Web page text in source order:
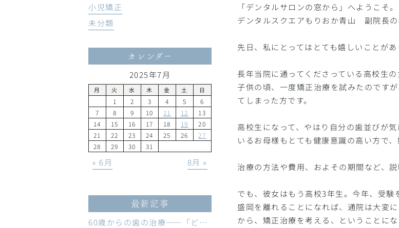
「デンタルサロンの窓から」へようこそ。
デンタルスクエアもりおか青山 副院長の
先日、私にとってはとても嬉しいことがあ
長年当院に通ってくださっている高校生の
子供の頃、一度矯正治療を試みたのです
てしまった方です。
高校生になって、やはり自分の歯並びが
いるお母様もとても健康意識の高い方で
治療の方法や費用、およその期間など、説
でも、彼女はもう高校3年生。今年、受
盛岡を離れることになれば、通院は大変
から、矯正治療を考える、ということにな
小児矯正
未分類
カレンダー
2025年7月
月 火 水 木 金 土 日
1 2 3 4 5
6
7
8 9 10 11 12
13
14
15 16 17 18 19
20
21
22 23 24 25 26
27
28
29 30 31
« 6月 8月 »
最新記事
60歳からの歯の治療——「どう生きたいか」から始まるお口のメンテナンス